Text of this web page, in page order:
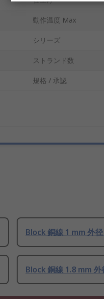
動作温度 Max
シリーズ
ストランド数
規格 / 承認
Block 銅線 1 mm 外
Block 銅線 1.8 mm 外